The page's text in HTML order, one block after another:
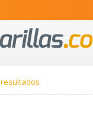
resultados